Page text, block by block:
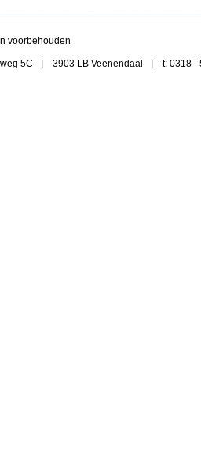
voorbehouden
5C 3903 LB Veenendaal t: 0318 -